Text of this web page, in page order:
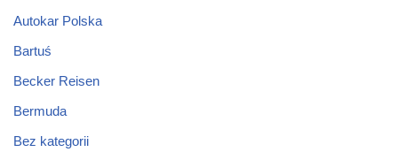
Autokar Polska
Bartuś
Becker Reisen
Bermuda
Bez kategorii